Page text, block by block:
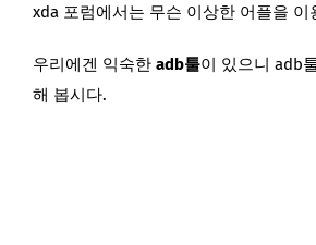
xda 포럼에서는 무슨 이상한 어플을 이
우리에겐 익숙한 adb툴이 있으니 adb
해 봅시다.